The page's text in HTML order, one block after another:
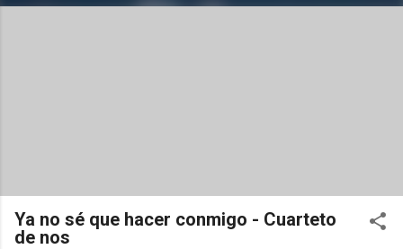
Ya no sé que hacer conmigo - Cuarteto
de nos